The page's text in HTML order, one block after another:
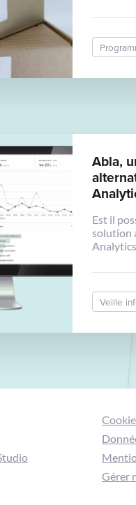
hors
0, 3); //
Abla,
Est il
solution
Veille
Gérer